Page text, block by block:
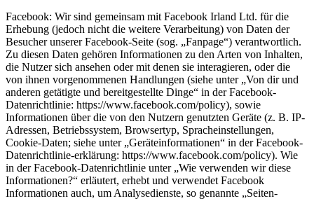
Facebook: Wir sind gemeinsam mit Facebook Irland Ltd. für die
Erhebung (jedoch nicht die weitere Verarbeitung) von Daten der
Besucher unserer Facebook-Seite (sog. „Fanpage“) verantwortlich.
Zu diesen Daten gehören Informationen zu den Arten von Inhalten,
die Nutzer sich ansehen oder mit denen sie interagieren, oder die
von ihnen vorgenommenen Handlungen (siehe unter „Von dir und
anderen getätigte und bereitgestellte Dinge“ in der Facebook-
Datenrichtlinie: https://www.facebook.com/policy), sowie
Informationen über die von den Nutzern genutzten Geräte (z. B. IP-
Adressen, Betriebssystem, Browsertyp, Spracheinstellungen,
Cookie-Daten; siehe unter „Geräteinformationen“ in der Facebook-
Datenrichtlinie-erklärung: https://www.facebook.com/policy). Wie
in der Facebook-Datenrichtlinie unter „Wie verwenden wir diese
Informationen?“ erläutert, erhebt und verwendet Facebook
Informationen auch, um Analysedienste, so genannte „Seiten-